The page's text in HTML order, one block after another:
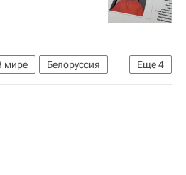
Еще4
мире
Белоруссия
университет